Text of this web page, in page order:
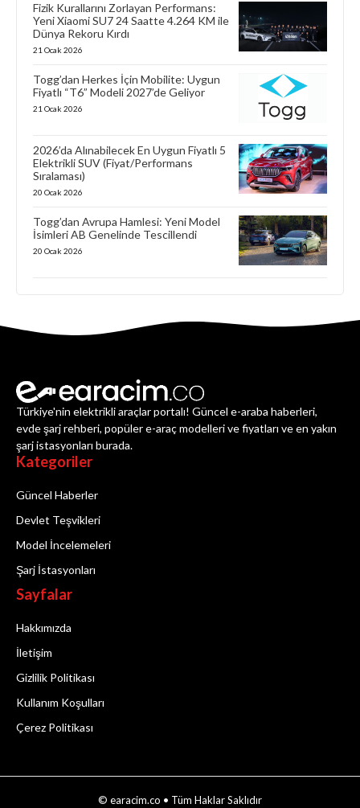
Fizik Kurallarını Zorlayan Performans:
Yeni Xiaomi SU7 24 Saatte 4.264 KM ile
Dünya Rekoru Kırdı
21 Ocak 2026
Togg’dan Herkes İçin Mobilite: Uygun
Fiyatlı “T6” Modeli 2027’de Geliyor
21 Ocak 2026
2026’da Alınabilecek En Uygun Fiyatlı 5
Elektrikli SUV (Fiyat/Performans
Sıralaması)
20 Ocak 2026
Togg’dan Avrupa Hamlesi: Yeni Model
İsimleri AB Genelinde Tescillendi
20 Ocak 2026
Türkiye'nin elektrikli araçlar portalı! Güncel e-araba haberleri,
evde şarj rehberi, popüler e-araç modelleri ve fiyatları ve en yakın
şarj istasyonları burada.
Kategoriler
Güncel Haberler
Devlet Teşvikleri
Model İncelemeleri
Şarj İstasyonları
Sayfalar
Hakkımızda
İletişim
Gizlilik Politikası
Kullanım Koşulları
Çerez Politikası
© earacim.co • Tüm Haklar Saklıdır